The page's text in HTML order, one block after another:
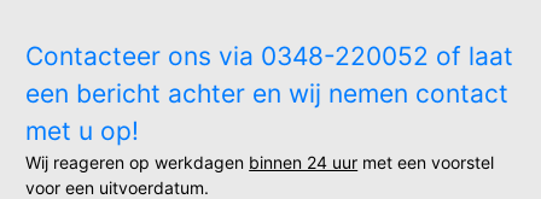
Contacteer ons via 0348-220052 of laat
een bericht achter en wij nemen contact
met u op!
Wij reageren op werkdagen binnen 24 uur met een voorstel
voor een uitvoerdatum.